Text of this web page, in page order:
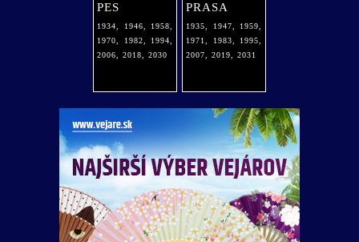
PES
1934, 1946, 1958,
1970, 1982, 1994,
2006, 2018, 2030
PRASA
1935, 1947, 1959,
1971, 1983, 1995,
2007, 2019, 2031